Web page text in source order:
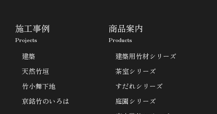
施工事例
Projects
建築
天然竹垣
竹小舞下地
京銘竹のいろは
商品案内
Products
建築用竹材シリーズ
茶室シリーズ
すだれシリーズ
庭園シリーズ